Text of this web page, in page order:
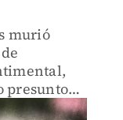
murió
presunto